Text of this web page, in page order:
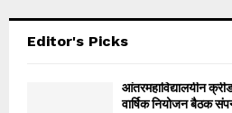
Editor's Picks
आंतरमहाविद्यालयीन
वार्षिक नियोजन बैठक